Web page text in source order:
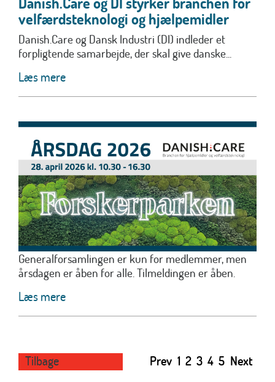
velfærdsteknologi og hjælpemidler
Danish.Care og Dansk Industri (DI) indleder et
forpligtende samarbejde, der skal give danske...
Læs mere
Generalforsamlingen er kun for medlemmer, men
årsdagen er åben for alle. Tilmeldingen er åben.
Læs mere
Tilbage Prev 1 2 3 4 5 Next